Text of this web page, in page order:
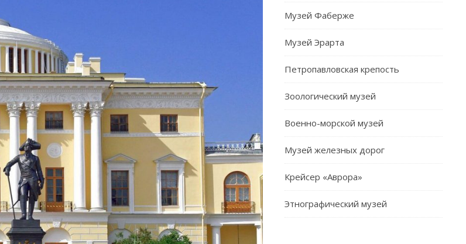
Музей Фаберже
Музей Эрарта
Петропавловская крепость
Зоологический музей
Военно-морской музей
Музей железных дорог
Крейсер «Аврора»
Этнографический музей